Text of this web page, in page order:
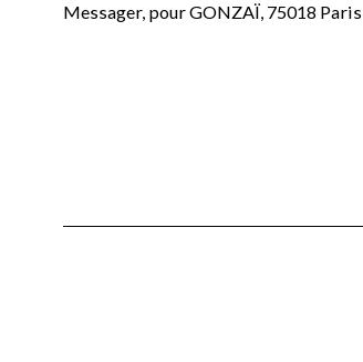
Messager, pour GONZAÏ, 75018 Paris